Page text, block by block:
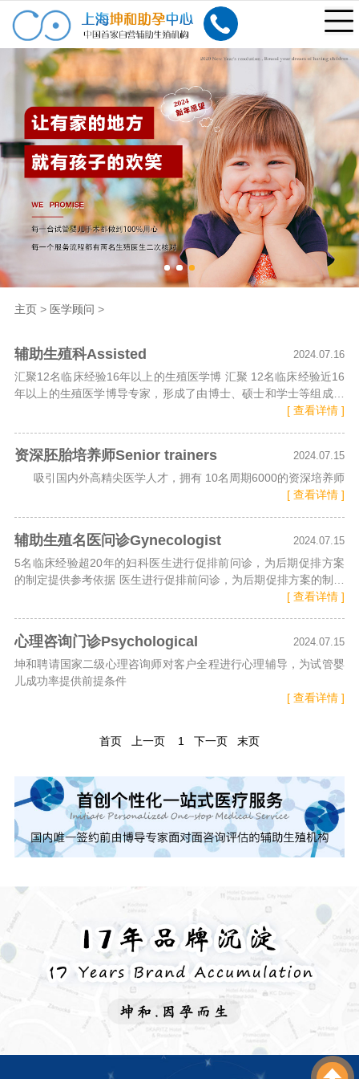
主页> 医学顾问 >
辅助生殖科Assisted 2024.07.16
汇聚12名临床经验16年以上的生殖医学博 汇聚 12名临床经验近16
年以上的生殖医学博导专家，形成了由博士、硕士和学士等组成的
[ 查看详情 ]
资深胚胎培养师Senior trainers 2024.07.15
吸引国内外高精尖医学人才，拥有 10名周期6000的资深培养师
[ 查看详情 ]
辅助生殖名医问诊Gynecologist 2024.07.15
5名临床经验超20年的妇科医生进行促排前问诊，为后期促排方案
的制定提供参考依据 医生进行促排前问诊，为后期促排方案的制定
[ 查看详情 ]
心理咨询门诊Psychological 2024.07.15
坤和聘请国家二级心理咨询师对客户全程进行心理辅导，为试管婴
儿成功率提供前提条件
[ 查看详情 ]
首页 上一页 1 下一页 末页